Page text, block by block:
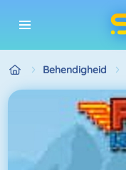
Behendigheid